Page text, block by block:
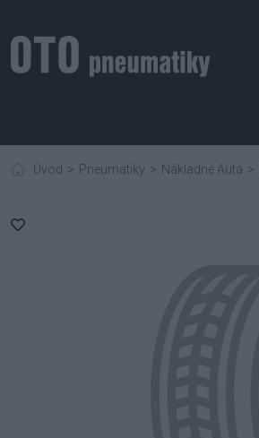
Úvod Pneumatiky Nákladné Autá